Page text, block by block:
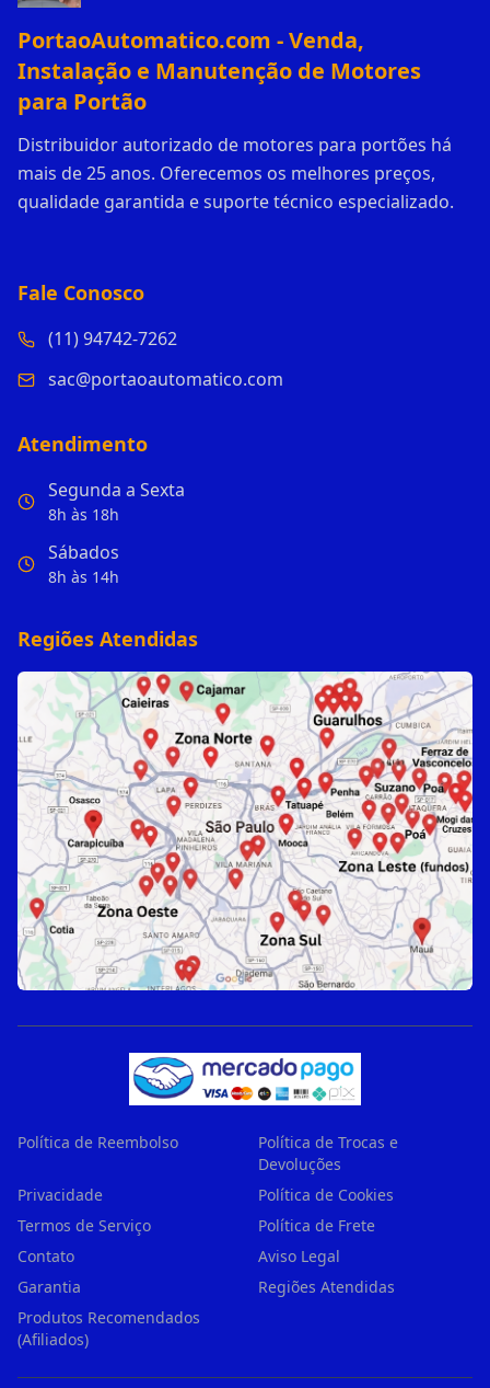
PortaoAutomatico.com - Venda,
Instalação e Manutenção de Motores
para Portão
Distribuidor autorizado de motores para portões há
mais de 25 anos. Oferecemos os melhores preços,
qualidade garantida e suporte técnico especializado.
Fale Conosco
(11) 94742-7262
sac@portaoautomatico.com
Atendimento
Segunda a Sexta
8h às 18h
Sábados
8h às 14h
Regiões Atendidas
Política de Reembolso
Política de Trocas e
Devoluções
Privacidade
Política de Cookies
Termos de Serviço
Política de Frete
Contato
Aviso Legal
Garantia
Regiões Atendidas
Produtos Recomendados
(Afiliados)